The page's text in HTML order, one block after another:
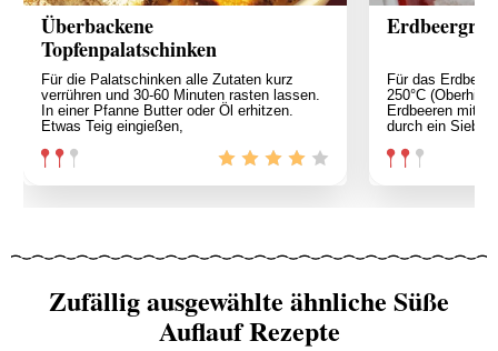
Überbackene
Topfenpalatschinken
Für die Palatschinken alle Zutaten kurz
verrühren und 30-60 Minuten rasten lassen.
In einer Pfanne Butter oder Öl erhitzen.
Etwas Teig eingießen,
Für das
250°C
Erdbeeren mit
durch ein Sieb
Zufällig ausgewählte ähnliche Süße
Auflauf Rezepte